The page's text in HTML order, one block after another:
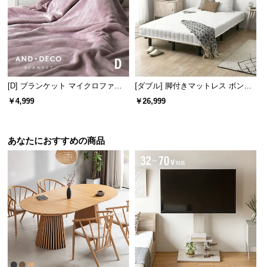
宮棚の内寸
横幅 奥行き 高さ
小物をたくさん置ける耐久性
宮棚の耐荷重は約80㎏もあるので、照明器具を設置
したり、小物をたくさん置くこともできます。
[D] ブランケット マイクロファイ
バー
￥4,999
[ダブル] 脚付きマットレス ボンネ
ルコイル やさしい肌触り コンパク
￥26,999
あなたにおすすめの商品